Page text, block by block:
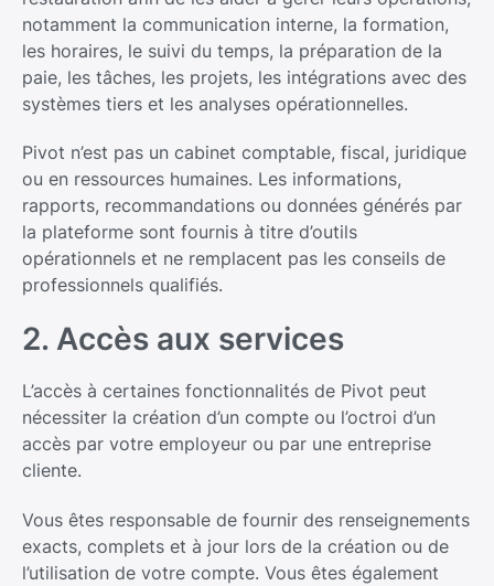
notamment la communication interne, la formation,
les horaires, le suivi du temps, la préparation de la
paie, les tâches, les projets, les intégrations avec des
systèmes tiers et les analyses opérationnelles.
Pivot n’est pas un cabinet comptable, fiscal, juridique
ou en ressources humaines. Les informations,
rapports, recommandations ou données générés par
la plateforme sont fournis à titre d’outils
opérationnels et ne remplacent pas les conseils de
professionnels qualifiés.
2. Accès aux services
L’accès à certaines fonctionnalités de Pivot peut
nécessiter la création d’un compte ou l’octroi d’un
accès par votre employeur ou par une entreprise
cliente.
Vous êtes responsable de fournir des renseignements
exacts, complets et à jour lors de la création ou de
l’utilisation de votre compte. Vous êtes également